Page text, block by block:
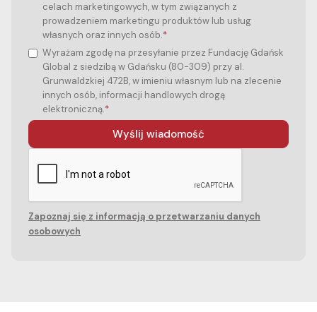
celach marketingowych, w tym związanych z
prowadzeniem marketingu produktów lub usług
własnych oraz innych osób.*
Wyrażam zgodę na przesyłanie przez Fundację Gdańsk
Global z siedzibą w Gdańsku (80-309) przy al.
Grunwaldzkiej 472B, w imieniu własnym lub na zlecenie
innych osób, informacji handlowych drogą
elektroniczną.*
Zapoznaj się z informacją o przetwarzaniu danych
osobowych